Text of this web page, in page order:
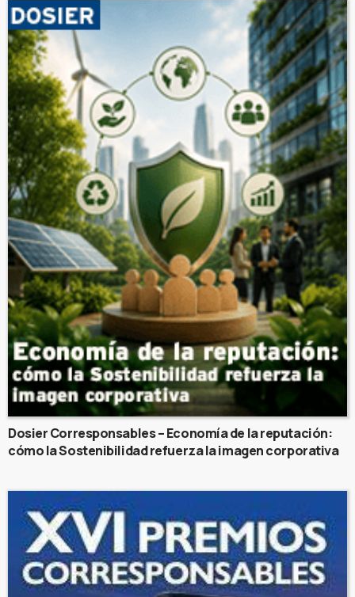
Dosier Corresponsables – Economía de la reputación:
cómo la Sostenibilidad refuerza la imagen corporativa